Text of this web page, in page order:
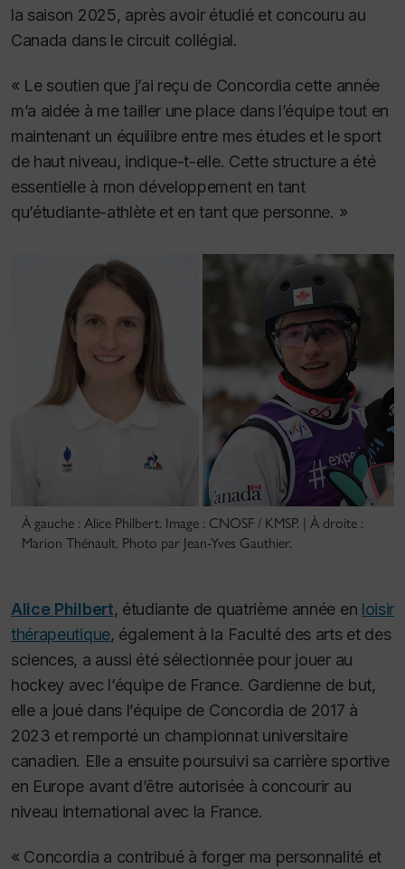
la saison 2025, après avoir étudié et concouru au
Canada dans le circuit collégial.
« Le soutien que j’ai reçu de Concordia cette année
m’a aidée à me tailler une place dans l’équipe tout en
maintenant un équilibre entre mes études et le sport
de haut niveau, indique-t-elle. Cette structure a été
essentielle à mon développement en tant
qu’étudiante-athlète et en tant que personne. »
À gauche : Alice Philbert. Image : CNOSF / KMSP. | À droite :
Marion Thénault. Photo par Jean-Yves Gauthier.
Alice Philbert, étudiante de quatrième année en loisir
thérapeutique, également à la Faculté des arts et des
sciences, a aussi été sélectionnée pour jouer au
hockey avec l’équipe de France. Gardienne de but,
elle a joué dans l’équipe de Concordia de 2017 à
2023 et remporté un championnat universitaire
canadien. Elle a ensuite poursuivi sa carrière sportive
en Europe avant d’être autorisée à concourir au
niveau international avec la France.
« Concordia a contribué à forger ma personnalité et